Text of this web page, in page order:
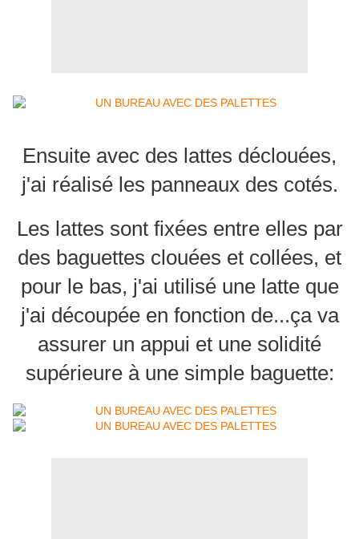
Ensuite avec des lattes déclouées,
j'ai réalisé les panneaux des cotés.
Les lattes sont fixées entre elles par
des baguettes clouées et collées, et
pour le bas, j'ai utilisé une latte que
j'ai découpée en fonction de...ça va
assurer un appui et une solidité
supérieure à une simple baguette: